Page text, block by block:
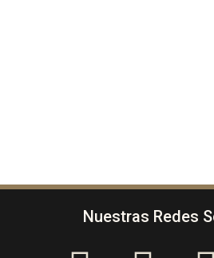
Nuestras Redes